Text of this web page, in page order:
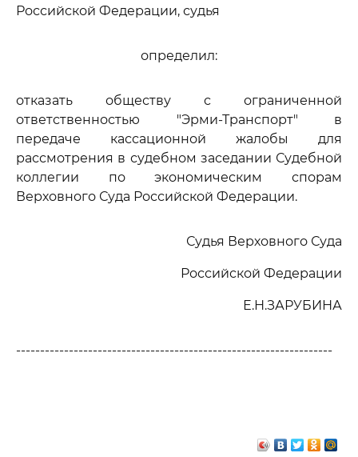
Российской Федерации, судья
определил:
отказать обществу с ограниченной
ответственностью "Эрми-Транспорт" в
передаче кассационной жалобы для
рассмотрения в судебном заседании Судебной
коллегии по экономическим спорам
Верховного Суда Российской Федерации.
Судья Верховного Суда
Российской Федерации
Е.Н.ЗАРУБИНА
------------------------------------------------------------------